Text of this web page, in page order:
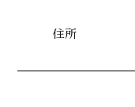
住所